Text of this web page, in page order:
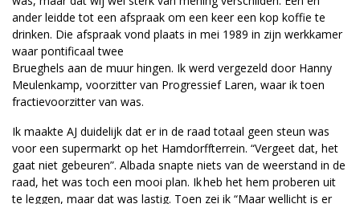
ander leidde tot een afspraak om een keer een kop koffie te
drinken. Die afspraak vond plaats in mei 1989 in zijn werkkamer
waar pontificaal twee
Brueghels aan de muur hingen. Ik werd vergezeld door Hanny
Meulenkamp, voorzitter van Progressief Laren, waar ik toen
fractievoorzitter van was.
Ik maakte AJ duidelijk dat er in de raad totaal geen steun was
voor een supermarkt op het Hamdorffterrein. “Vergeet dat, het
gaat niet gebeuren”. Albada snapte niets van de weerstand in de
raad, het was toch een mooi plan. Ik heb het hem proberen uit
te leggen, maar dat was lastig. Toen zei ik “Maar wellicht is er